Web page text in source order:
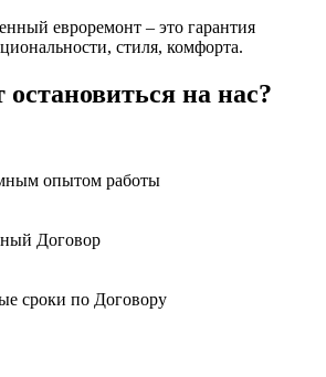
евроремонт – это гарантия
стиля, комфорта.
на нас?
опытом работы
Договор
сроки по Договору